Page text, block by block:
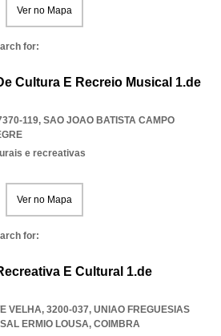
Ver no Mapa
for:
Cultura E Recreio Musical 1.de
119, SAO JOAO BATISTA CAMPO
e recreativas
Ver no Mapa
for:
E Cultural 1.de
VELHA, 3200-037, UNIAO FREGUESIAS
ERMIO LOUSA, COIMBRA